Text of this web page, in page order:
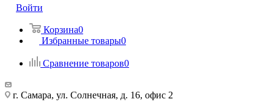
Войти
Корзина0
Избранные товары0
Сравнение товаров0
г. Самара, ул. Солнечная, д. 16, офис 2